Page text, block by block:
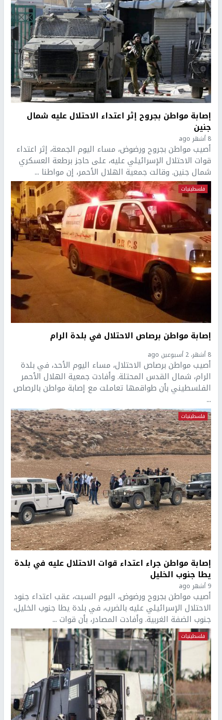
إصابة مواطن بجروح إثر اعتداء الاحتلال عليه شمال
جنين
8 أشهر ago
أصيب مواطن بجروح ورضوض، مساء اليوم الجمعة، إثر اعتداء
قوات الاحتلال الإسرائيلي عليه، على حاجز برطعة العسكري
شمال جنين. وقالت جمعية الهلال الأحمر، إن مواطنا ...
فلسطينيات
إصابة مواطن برصاص الاحتلال في بلدة الرام
8 أشهر، 2 أسبوعين ago
أصيب مواطن برصاص الاحتلال، مساء اليوم الأحد، في بلدة
الرام، شمال القدس المحتلة. وأفادت جمعية الهلال الأحمر
الفلسطيني بأن طواقمها تعاملت مع إصابة مواطن بالرصاص
...
فلسطينيات
إصابة مواطن جراء اعتداء قوات الاحتلال عليه في بلدة
يطا جنوب الخليل
9 أشهر ago
أصيب مواطن بجروح ورضوض، اليوم السبت، عقب اعتداء جنود
الاحتلال الإسرائيلي عليه بالضرب، في بلدة يطا جنوب الخليل،
جنوب الضفة الغربية. وأفادت المصادر، بأن قوات ...
فلسطينيات